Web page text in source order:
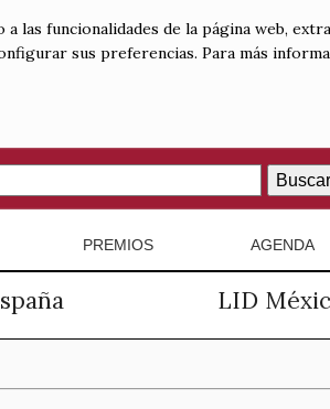
funcionalidades de la página web,
sus preferencias. Para más
Buscar
PREMIOS AGENDA
LID